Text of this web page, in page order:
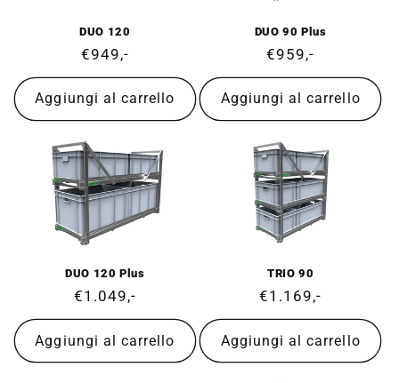
DUO 120
Prezzo
di
listino
€949,-
Aggiungi al carrello
DUO 90 Plus
Prezzo
di
listino
€959,-
Aggiungi al carrello
DUO 120 Plus
Prezzo
di
listino
€1.049,-
Aggiungi al carrello
TRIO 90
Prezzo
di
listino
€1.169,-
Aggiungi al carrello